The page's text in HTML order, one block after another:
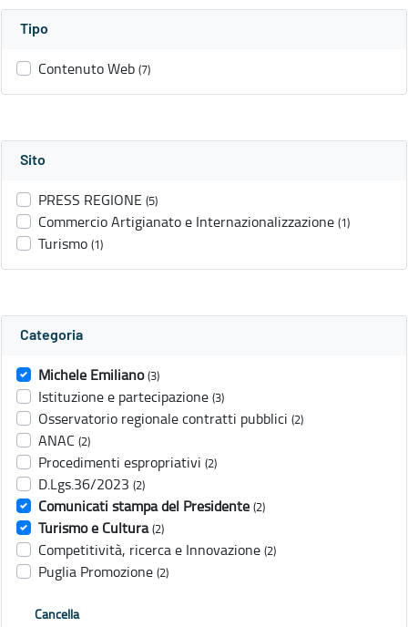
Tipo
Contenuto Web (7)
Sito
PRESS REGIONE (5)
Commercio Artigianato e Internazionalizzazione (1)
Turismo (1)
Categoria
Michele Emiliano (3)
Istituzione e partecipazione (3)
Osservatorio regionale contratti pubblici (2)
ANAC (2)
Procedimenti espropriativi (2)
D.Lgs.36/2023 (2)
Comunicati stampa del Presidente (2)
Turismo e Cultura (2)
Competitività, ricerca e Innovazione (2)
Puglia Promozione (2)
Cancella